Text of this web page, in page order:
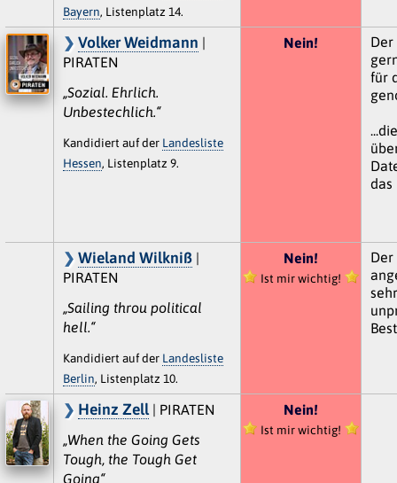
Bayern, Listenplatz 14.
Volker Weidmann |
PIRATEN
„Sozial. Ehrlich.
Unbestechlich.“
Kandidiert auf der Landesliste
Hessen, Listenplatz 9.
Nein!
Der
für
das
Wieland Wilkniß|
PIRATEN
„Sailing throu political
hell.“
Kandidiert auf der Landesliste
Berlin, Listenplatz 10.
Nein!
Ist mir wichtig!
Der
Heinz Zell | PIRATEN
„When the Going Gets
Tough, the Tough Get
Going“
Nein!
Ist mir wichtig!